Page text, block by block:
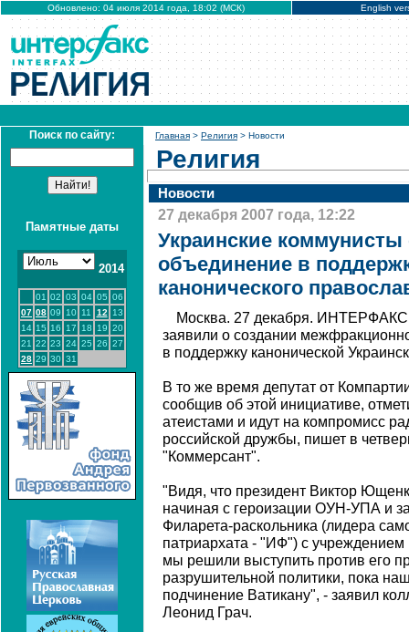
Обновлено: 04 июля 2014 года, 18:02 (МСК) English
Поиск по сайту:
Памятные даты
2014
01 02 03 04 05 06
07 08 09 10 11 12
13
14 15 16 17 18 19 20
21 22 23 24 25 26 27
28 29 30 31
Главная > Религия > Новости
Религия
Новости
27 декабря 2007 года, 12:22
Украинские коммунисты
объединение в
канонического
Москва. 27 декабря.
заявили о создании
в поддержку канонической
В то же время депутат от
сообщив об этой инициативе,
атеистами и идут на компромисс
российской дружбы, пишет в
"Коммерсант".
"Видя, что президент Виктор
начиная с героизации ОУН-УПА и
Филарета-раскольника (лидера
патриархата - "ИФ") с учреждением
мы решили выступить против его
разрушительной политики, пока
подчинение Ватикану", - заявил
Леонид Грач.